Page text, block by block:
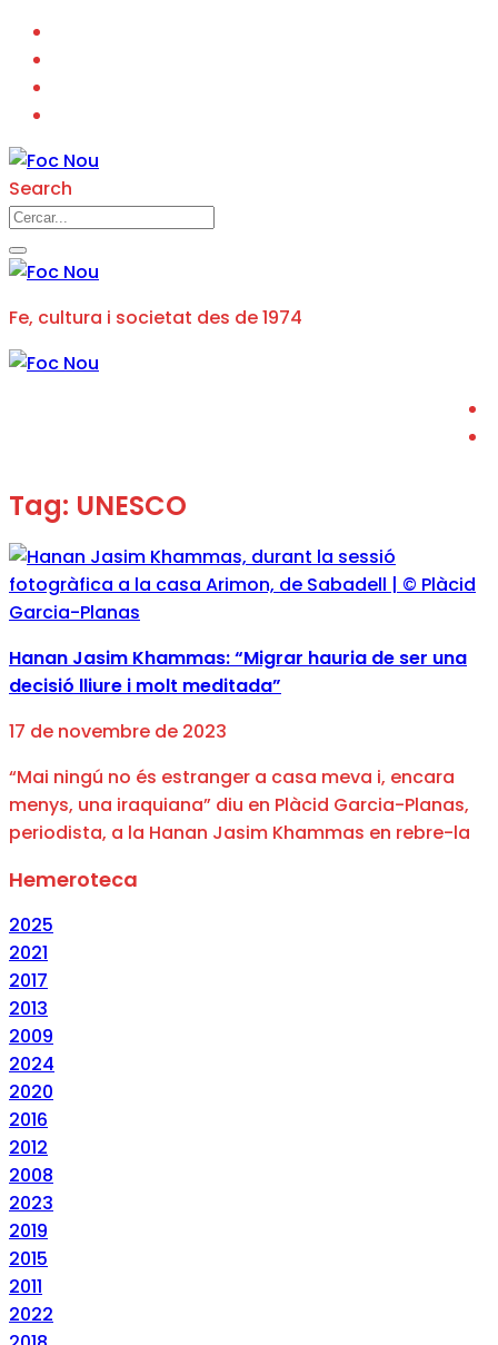
Search
Fe, cultura i societat des de 1974
Tag: UNESCO
Hanan Jasim Khammas: “Migrar hauria de ser una
decisió lliure i molt meditada”
17 de novembre de 2023
“Mai ningú no és estranger a casa meva i, encara
menys, una iraquiana” diu en Plàcid Garcia-Planas,
periodista, a la Hanan Jasim Khammas en rebre-la
Hemeroteca
2025
2021
2017
2013
2009
2024
2020
2016
2012
2008
2023
2019
2015
2011
2022